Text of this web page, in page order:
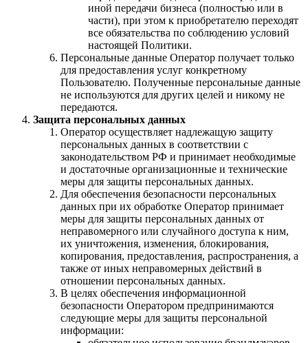
иной передачи бизнеса (полностью или в
части), при этом к приобретателю переходят
все обязательства по соблюдению условий
настоящей Политики.
Персональные данные Оператор получает только
для предоставления услуг конкретному
Пользователю. Полученные персональные данные
не используются для других целей и никому не
передаются.
Защита персональных данных
Оператор осуществляет надлежащую защиту
персональных данных в соответствии с
законодательством РФ и принимает необходимые
и достаточные организационные и технические
меры для защиты персональных данных.
Для обеспечения безопасности персональных
данных при их обработке Оператор принимает
меры для защиты персональных данных от
неправомерного или случайного доступа к ним,
их уничтожения, изменения, блокирования,
копирования, предоставления, распространения, а
также от иных неправомерных действий в
отношении персональных данных.
В целях обеспечения информационной
безопасности Оператором предпринимаются
следующие меры для защиты персональной
информации: